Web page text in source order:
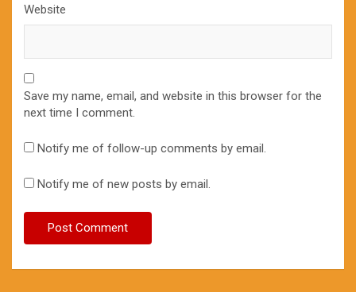
Website
Save my name, email, and website in this browser for the
next time I comment.
Notify me of follow-up comments by email.
Notify me of new posts by email.